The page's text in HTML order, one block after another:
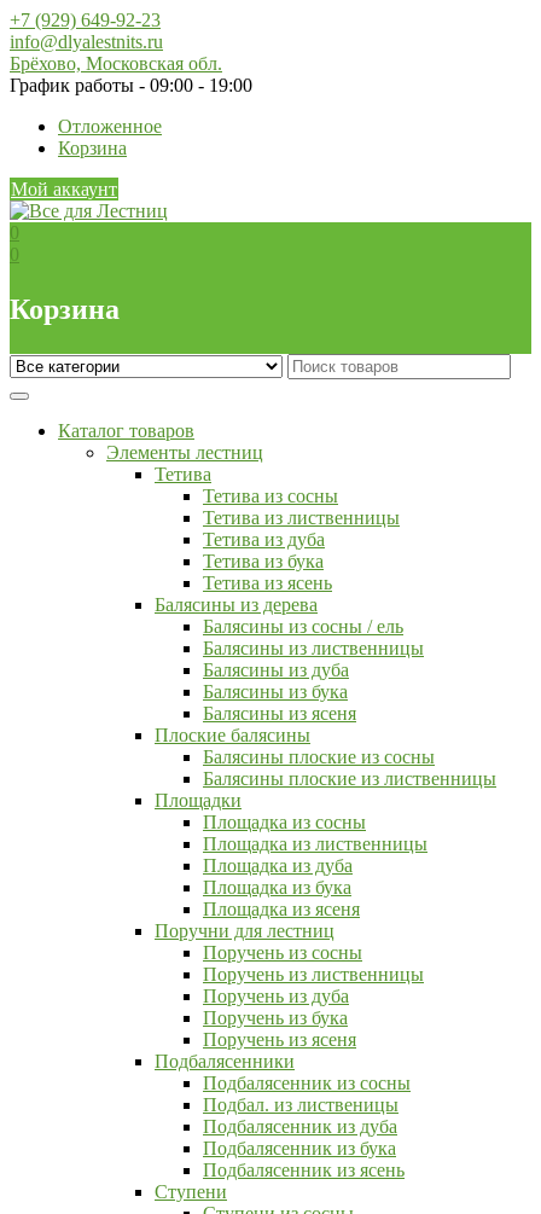
Skip
to
content
+7 (929) 649-92-23
info@dlyalestnits.ru
Брёхово, Московская обл.
График работы - 09:00 - 19:00
Отложенное
Корзина
Мой аккаунт
0
0
Корзина
Каталог товаров
Элементы лестниц
Тетива
Тетива из сосны
Тетива из лиственницы
Тетива из дуба
Тетива из бука
Тетива из ясень
Балясины из дерева
Балясины из сосны / ель
Балясины из лиственницы
Балясины из дуба
Балясины из бука
Балясины из ясеня
Плоские балясины
Балясины плоские из сосны
Балясины плоские из лиственницы
Площадки
Площадка из сосны
Площадка из лиственницы
Площадка из дуба
Площадка из бука
Площадка из ясеня
Поручни для лестниц
Поручень из сосны
Поручень из лиственницы
Поручень из дуба
Поручень из бука
Поручень из ясеня
Подбалясенники
Подбалясенник из сосны
Подбал. из лиственицы
Подбалясенник из дуба
Подбалясенник из бука
Подбалясенник из ясень
Ступени